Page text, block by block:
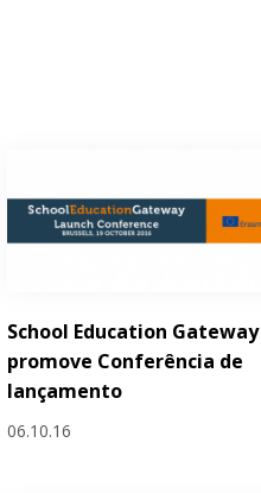
School Education Gateway
promove Conferência de
lançamento
06.10.16